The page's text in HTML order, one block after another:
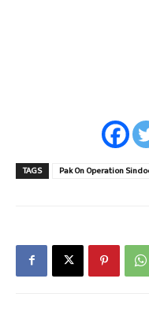
TAGS Pak On Operation